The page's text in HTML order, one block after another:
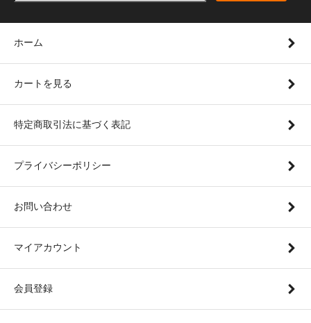
ホーム
カートを見る
特定商取引法に基づく表記
プライバシーポリシー
お問い合わせ
マイアカウント
会員登録